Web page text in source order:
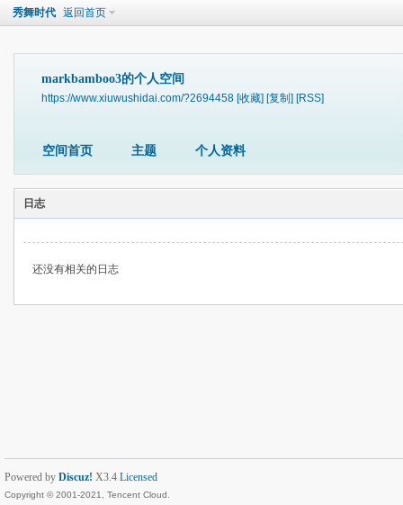
秀舞时代 返回首页
markbamboo3的个人空间
https://www.xiuwushidai.com/?2694458 [收藏] [复制] [RSS]
空间首页 主题 个人资料
日志
还没有相关的日志
Powered by Discuz! X3.4 Licensed
Copyright © 2001-2021, Tencent Cloud.